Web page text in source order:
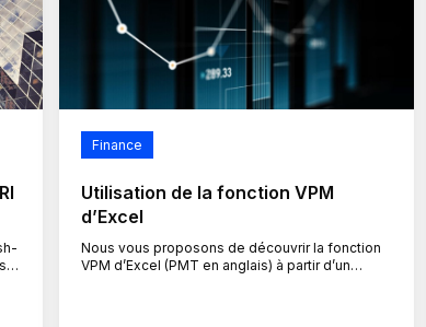
Finance
Utilisation de la fonction VPM
d’Excel
Nous vous proposons de découvrir la fonction
VPM d’Excel (PMT en anglais) à partir d’un